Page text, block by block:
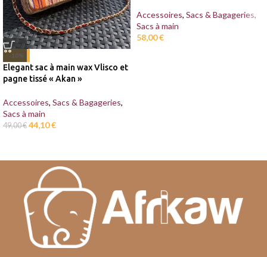
-10%
Elegant sac à main wax Vlisco et
pagne tissé « Akan »
Accessoires, Sacs & Bagageries,
Sacs à main
49,00€ 44,10€
Accessoires, Sacs & Bagageries,
Sacs à main
58,00€